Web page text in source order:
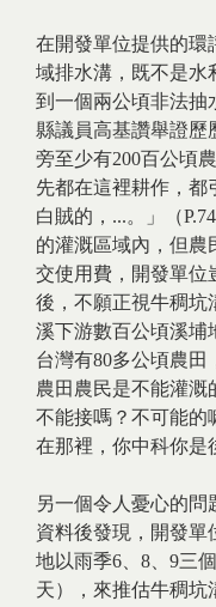
在開發單位提供的環
域排水溝，既不是水
到一個兩公頃非法抽
縣議員高基讚舉證歷
旁至少有200百公頃
先都在這裡耕作，都
白賊的，...。」（
的灌溉區域內，但農
交使用費，開發單位
後，不願正視牛稠坑
溪下游數百公頃溪埔
台灣有80多公頃農田
農田農民是不能灌溉
不能接嗎？不可能的
在那裡，你中科你是
另一個令人憂心的問
資料後發現，開發單
地以雨季6、8、9三
天），來推估牛稠坑